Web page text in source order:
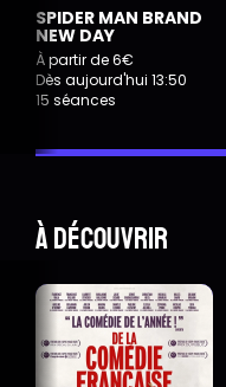
SPIDER MAN BRAND
NEW DAY
À partir de 6€
Dès aujourd'hui 13:50
15 séances
À découvrir